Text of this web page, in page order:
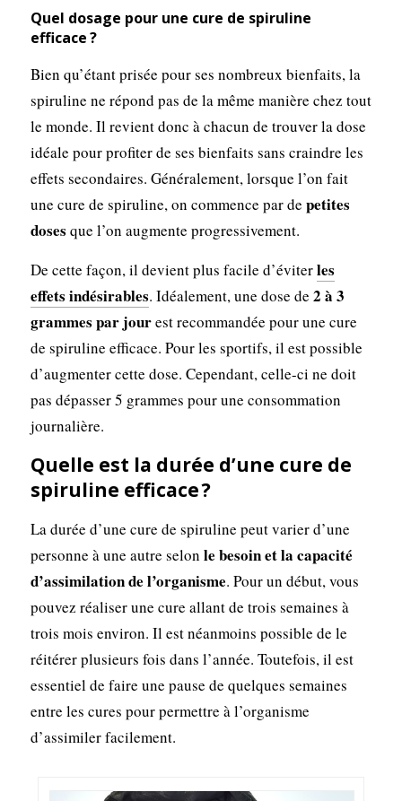
Quel dosage pour une cure de spiruline
efficace ?
Bien qu’étant prisée pour ses nombreux bienfaits, la
spiruline ne répond pas de la même manière chez tout
le monde. Il revient donc à chacun de trouver la dose
idéale pour profiter de ses bienfaits sans craindre les
effets secondaires. Généralement, lorsque l’on fait
une cure de spiruline, on commence par de petites
doses que l’on augmente progressivement.
De cette façon, il devient plus facile d’éviterles
effets indésirables. Idéalement, une dose de 2 à 3
grammes par jourest recommandée pour une cure
de spiruline efficace. Pour les sportifs, il est possible
d’augmenter cette dose. Cependant, celle-ci ne doit
pas dépasser 5 grammes pour une consommation
journalière.
Quelle est la durée d’une cure de
spiruline efficace ?
La durée d’une cure de spiruline peut varier d’une
personne à une autre selon le besoin et la capacité
d’assimilation de l’organisme. Pour un début, vous
pouvez réaliser une cure allant de trois semaines à
trois mois environ. Il est néanmoins possible de le
réitérer plusieurs fois dans l’année. Toutefois, il est
essentiel de faire une pause de quelques semaines
entre les cures pour permettre à l’organisme
d’assimiler facilement.